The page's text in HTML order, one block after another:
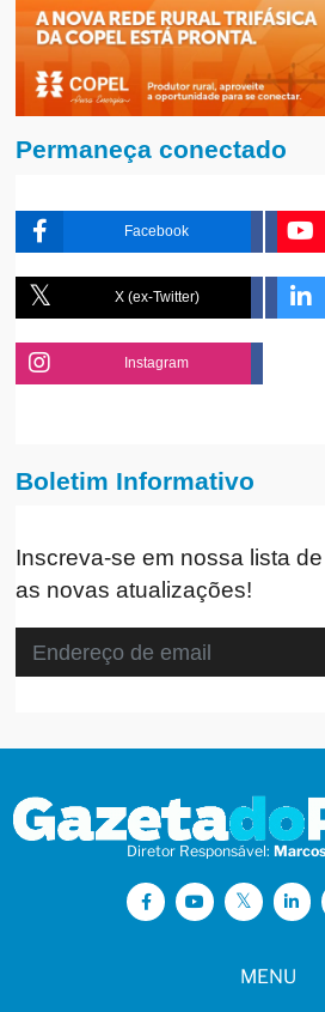
Permaneça conectado
Facebook
X (ex-Twitter)
Instagram
Boletim Informativo
Inscreva-se em nossa lista
as novas atualizações!
Diretor Responsável:
MENU